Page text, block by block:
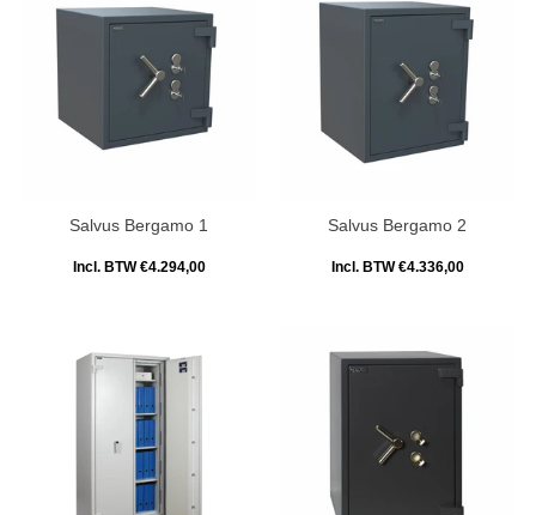
Salvus Bergamo 1
Incl. BTW €4.294,00
Salvus Bergamo 2
Incl. BTW €4.336,00